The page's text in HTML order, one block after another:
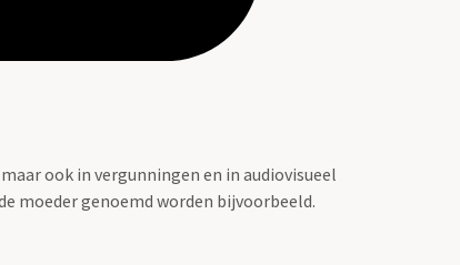
ook in vergunningen en in audiovisueel
moeder genoemd worden bijvoorbeeld.